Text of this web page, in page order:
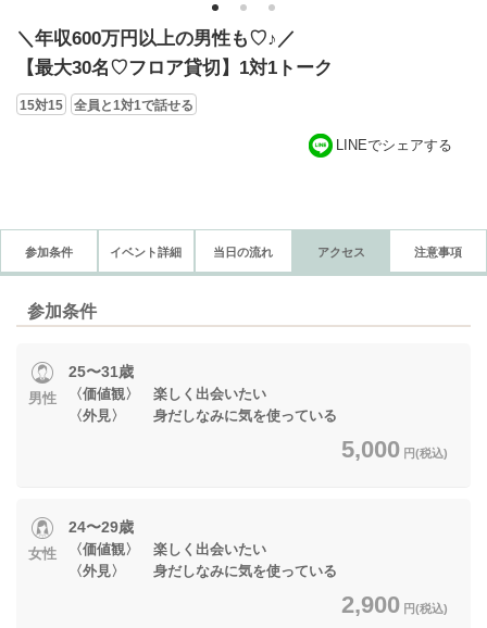
1 2 3
＼年収600万円以上の男性も♡♪／
【最大30名♡フロア貸切】1対1トーク
15対15 全員と1対1で話せる
LINEでシェアする
参加条件 イベント詳細 当日の流れ アクセス 注意事項
参加条件
男性
25〜31歳
〈価値観〉 楽しく出会いたい
〈外見〉 身だしなみに気を使っている
5,000 円(税込)
女性
24〜29歳
〈価値観〉 楽しく出会いたい
〈外見〉 身だしなみに気を使っている
2,900 円(税込)